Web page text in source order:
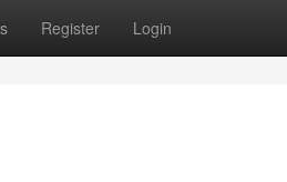
Register Login